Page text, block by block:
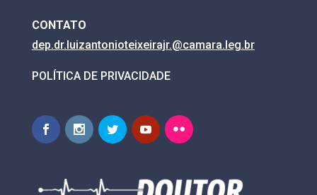
CONTATO
dep.dr.luizantonioteixeirajr.@camara.leg.br
POLÍTICA DE PRIVACIDADE